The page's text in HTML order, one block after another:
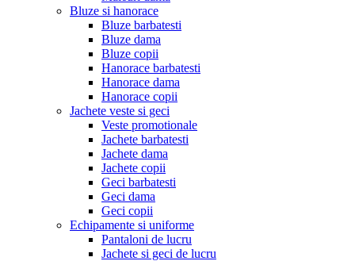
Bluze si hanorace
Bluze barbatesti
Bluze dama
Bluze copii
Hanorace barbatesti
Hanorace dama
Hanorace copii
Jachete veste si geci
Veste promotionale
Jachete barbatesti
Jachete dama
Jachete copii
Geci barbatesti
Geci dama
Geci copii
Echipamente si uniforme
Pantaloni de lucru
Jachete si geci de lucru